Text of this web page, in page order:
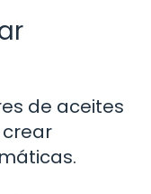
de aceites